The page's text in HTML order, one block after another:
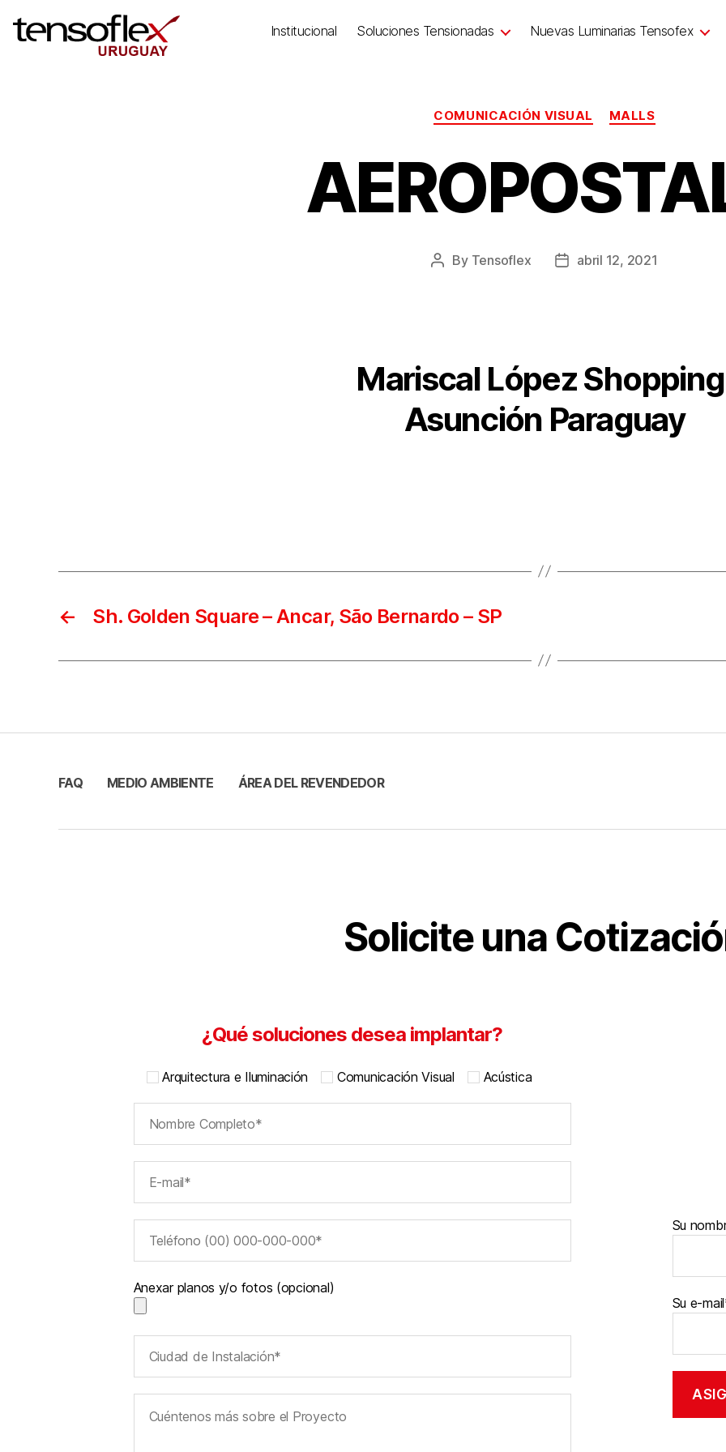
Institucional Soluciones Tensionadas Nuevas Luminarias Tensofex
COMUNICACIÓN VISUAL MALLS
By Tensoflex abril 12, 2021
Mariscal López
Asunción Paraguay
← Sh. Golden Square – Ancar, São Bernardo – SP
FAQ MEDIO AMBIENTE ÁREA DEL REVENDEDOR
Solicite una
¿Qué soluciones desea implantar?
Arquitectura e Iluminación Comunicación Visual Acústica
Anexar planos y/o fotos (opcional)
Su
Su e-